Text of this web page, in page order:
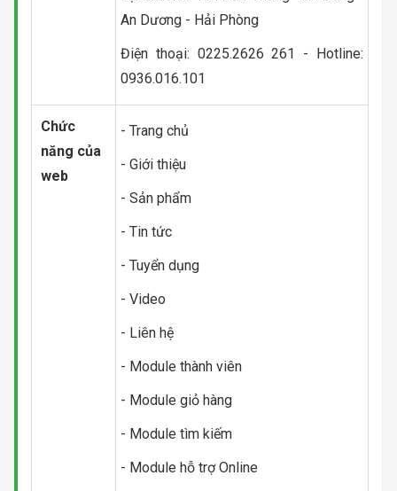
An Dương - Hải Phòng
Điện thoại: 0225.2626 261 - Hotline:
0936.016.101
Chức
năng của
web
- Trang chủ
- Giới thiệu
- Sản phẩm
- Tin tức
- Tuyển dụng
- Video
- Liên hệ
- Module thành viên
- Module giỏ hàng
- Module tìm kiếm
- Module hỗ trợ Online